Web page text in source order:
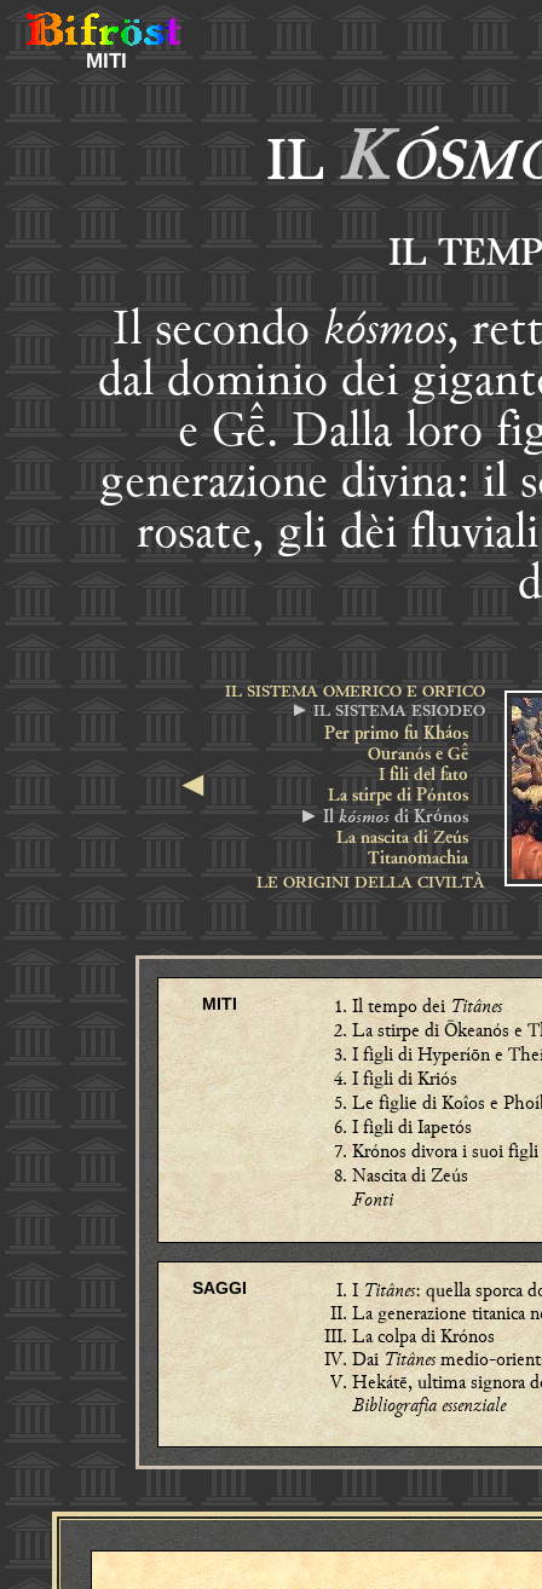
MITI
ILK
IL
Il secondo kósmos,
dal dominio dei
e G. Dalla loro
generazione divina: il
rosate, gli dèi
◄
IL SISTEMA OMERICO E ORFICO
► IL SISTEMA ESIODEO
Per primo fu Kháos
Ouranós e G
I fili del fato
La stirpe di Póntos
► Il kósmos di Krónos
La nascita di Zeús
Titanomachia
LE ORIGINI DELLA CIVILTÀ
MITI Il tempo dei Titânes
La stirpe di Ōkeanós e
I figli di Hyperíōn e
I figli di Kriós
Le figlie di Koîos e
I figli di Iapetós
Krónos divora i suoi figli
Nascita di Zeús
Fonti
SAGGI ITitânes: quella sporca
La generazione titanica
La colpa di Krónos
DaiTitânesmedio-
Hekátē, ultima signora
Bibliografia essenziale